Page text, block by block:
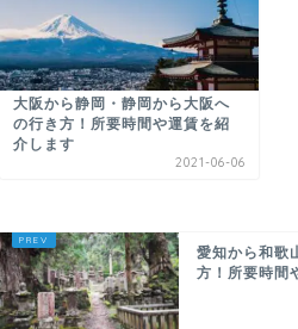
大阪から静岡・静岡から大阪へ
の行き方！所要時間や運賃を紹
介します
2021-06-06
愛知から和歌
方！所要時間